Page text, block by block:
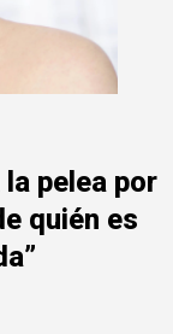
pelea por
quién es